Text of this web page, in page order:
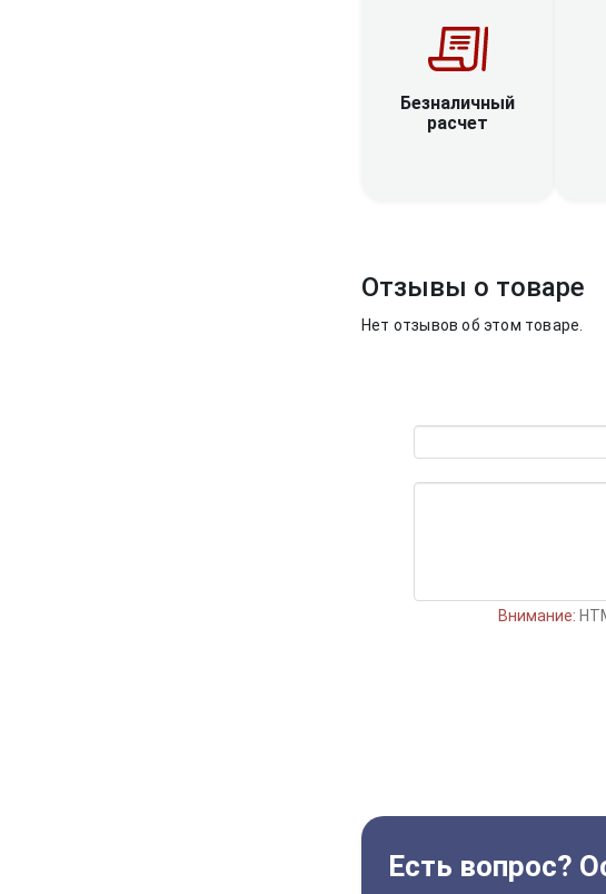
Безналичный
расчет
Отзывы о товаре
Нет отзывов об этом товаре.
Внимание:
Есть вопрос?